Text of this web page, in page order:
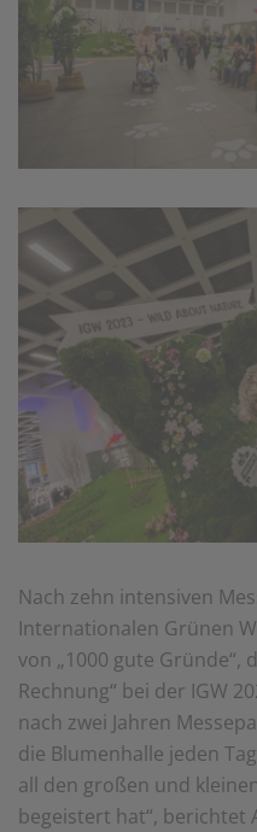
einem erneuten Besuch
Verfügung stellen.
Marketing
Wir verwenden Cookies
die genau auf Ihr
Nach zehn intensiven
Internationalen Grünen
von „1000 gute Gründe“,
Rechnung“ bei der IGW
nach zwei Jahren
die Blumenhalle jeden
all den großen und
begeistert hat“, berichtet